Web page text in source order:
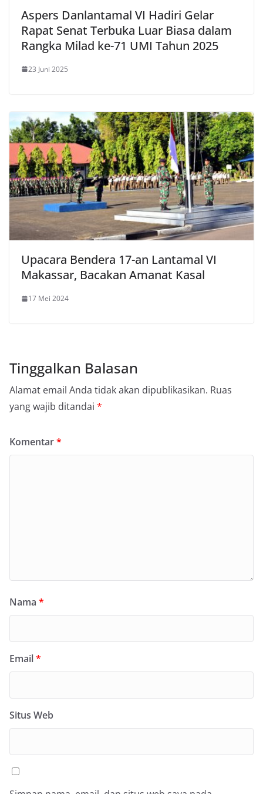
Aspers Danlantamal VI Hadiri Gelar
Rapat Senat Terbuka Luar Biasa dalam
Rangka Milad ke-71 UMI Tahun 2025
23 Juni 2025
Upacara Bendera 17-an Lantamal VI
Makassar, Bacakan Amanat Kasal
17 Mei 2024
Tinggalkan Balasan
Alamat email Anda tidak akan dipublikasikan. Ruas
yang wajib ditandai *
Komentar*
Nama *
Email*
Situs Web